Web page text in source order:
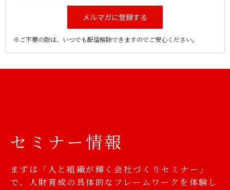
メルマガに登録する
※ご不要の際は、いつでも配信解除できますのでご安心ください。
セミナー情報
まずは「人と組織が輝く会社づくりセミナー」
で、人財育成の具体的なフレームワークを体験し